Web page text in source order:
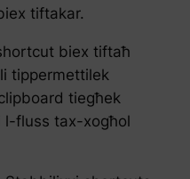
tiftakar.
biex tiftaħ
tippermettilek
tiegħek
l-fluss tax-xogħol